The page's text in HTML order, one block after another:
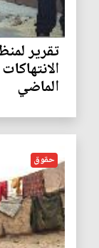
تقرير
الماضي
حقوق